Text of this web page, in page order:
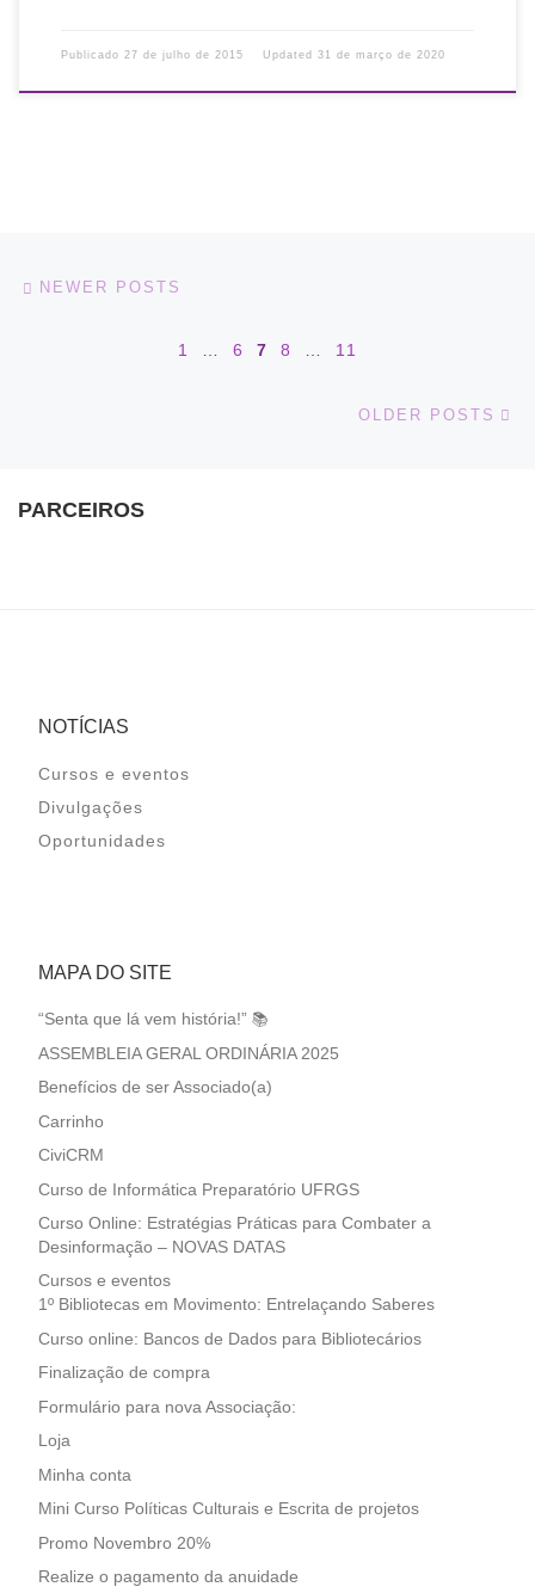
Publicado 27 de julho de 2015 Updated 31 de março de 2020
Posts navigation
NEWER POSTS
1 … 6 7 8 … 11
OLDER POSTS
PARCEIROS
NOTÍCIAS
Cursos e eventos
Divulgações
Oportunidades
MAPA DO SITE
“Senta que lá vem história!” 📚
ASSEMBLEIA GERAL ORDINÁRIA 2025
Benefícios de ser Associado(a)
Carrinho
CiviCRM
Curso de Informática Preparatório UFRGS
Curso Online: Estratégias Práticas para Combater a
Desinformação – NOVAS DATAS
Cursos e eventos
1º Bibliotecas em Movimento: Entrelaçando Saberes
Curso online: Bancos de Dados para Bibliotecários
Finalização de compra
Formulário para nova Associação:
Loja
Minha conta
Mini Curso Políticas Culturais e Escrita de projetos
Promo Novembro 20%
Realize o pagamento da anuidade